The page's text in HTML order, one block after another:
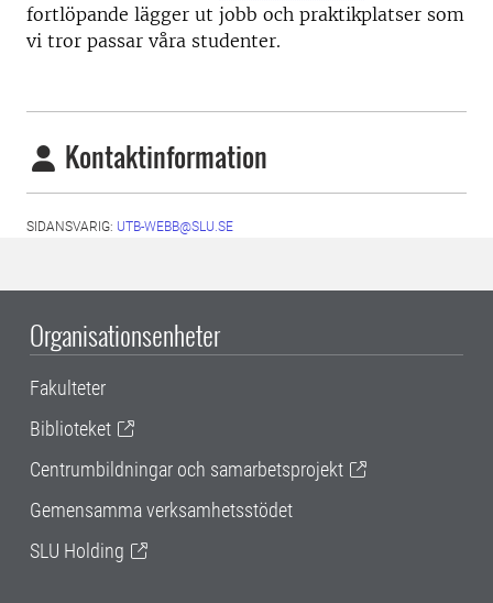
fortlöpande lägger ut jobb och praktikplatser som
vi tror passar våra studenter.
Kontaktinformation
SIDANSVARIG: UTB-WEBB@SLU.SE
Organisationsenheter
Fakulteter
Biblioteket
Centrumbildningar och samarbetsprojekt
Gemensamma verksamhetsstödet
SLU Holding